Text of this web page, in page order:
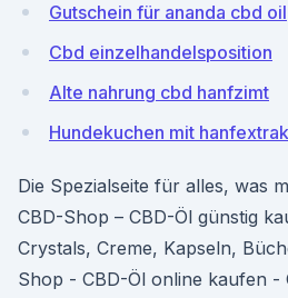
Gutschein für ananda cbd oil
Cbd einzelhandelsposition
Alte nahrung cbd hanfzimt
Hundekuchen mit
Die Spezialseite für alles, was
CBD-Shop – CBD-Öl günstig
Crystals, Creme, Kapseln,
Shop - CBD-Öl online kaufen -